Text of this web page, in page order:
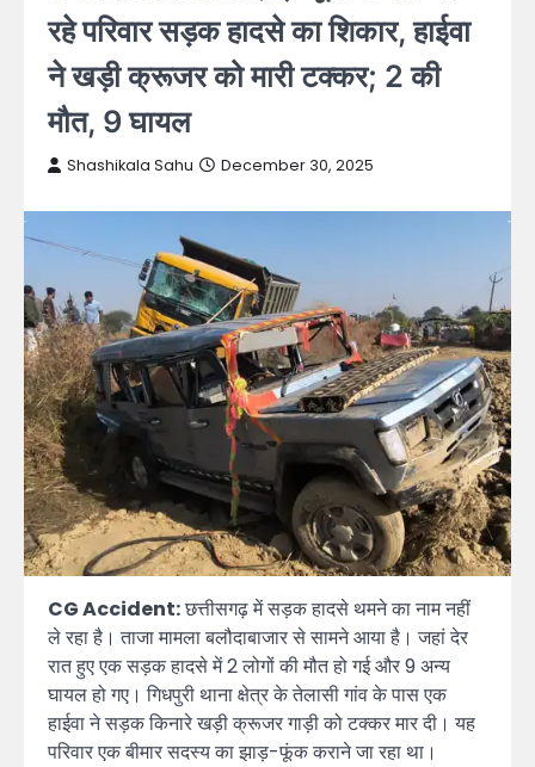
रहे परिवार सड़क हादसे का शिकार, हाईवा
ने खड़ी क्रूजर को मारी टक्कर; 2 की
मौत, 9 घायल
Shashikala Sahu December 30, 2025
CG Accident:छत्तीसगढ़ में सड़क हादसे थमने का नाम नहीं
ले रहा है। ताजा मामला बलौदाबाजार से सामने आया है। जहां देर
रात हुए एक सड़क हादसे में 2 लोगों की मौत हो गई और 9 अन्य
घायल हो गए। गिधपुरी थाना क्षेत्र के तेलासी गांव के पास एक
हाईवा ने सड़क किनारे खड़ी क्रूजर गाड़ी को टक्कर मार दी। यह
परिवार एक बीमार सदस्य का झाड़-फूंक कराने जा रहा था।